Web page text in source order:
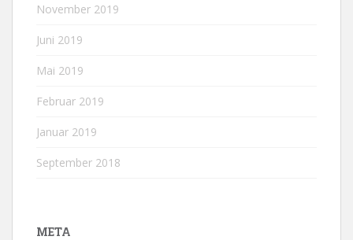
November 2019
Juni 2019
Mai 2019
Februar 2019
Januar 2019
September 2018
META